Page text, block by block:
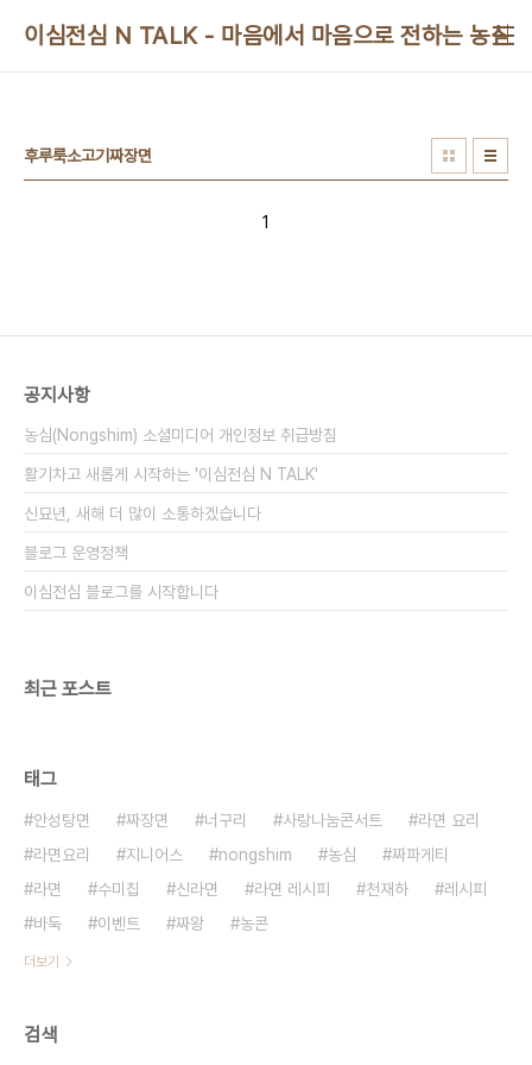
이심전심 N TALK - 마음에서 마음으로 전하는 농심
후루룩소고기짜장면
1
공지사항
농심(Nongshim) 소셜미디어 개인정보 취급방침
활기차고 새롭게 시작하는 '이심전심 N TALK'
신묘년, 새해 더 많이 소통하겠습니다
블로그 운영정책
이심전심 블로그를 시작합니다
최근 포스트
태그
안성탕면 짜장면 너구리 사랑나눔콘서트
라면 요리
라면요리
지니어스 nongshim 농심
짜파게티
라면
수미칩 신라면 라면 레시피 천재하
레시피
바둑
이벤트 짜왕 농콘
더보기
검색